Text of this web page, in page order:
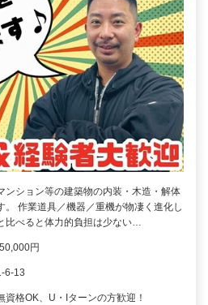
ンション等の建築物の内装・木造・解体
。 作業道具／機器／重機が物凄く進化し
比べると体力的負担は少ない…
円
6-13
資格OK、U・Iターンの方歓迎！